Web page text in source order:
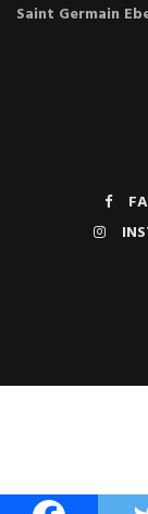
Saint Germain